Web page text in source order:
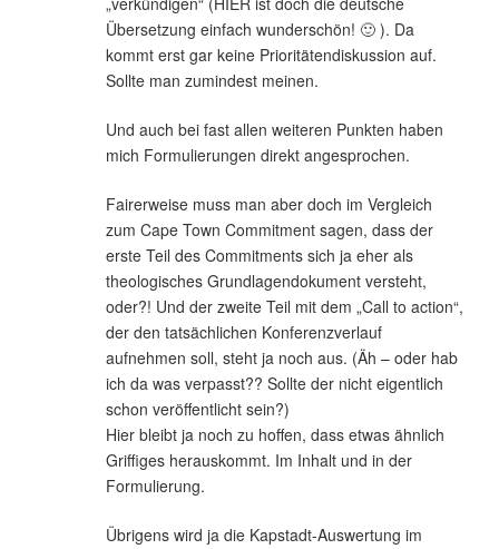
Übersetzung einfach wunderschön! 🙂 ). Da
kommt erst gar keine Prioritätendiskussion auf.
Sollte man zumindest meinen.
Und auch bei fast allen weiteren Punkten haben
mich Formulierungen direkt angesprochen.
Fairerweise muss man aber doch im Vergleich
zum Cape Town Commitment sagen, dass der
erste Teil des Commitments sich ja eher als
theologisches Grundlagendokument versteht,
oder?! Und der zweite Teil mit dem „Call to action“,
der den tatsächlichen Konferenzverlauf
aufnehmen soll, steht ja noch aus. (Äh – oder hab
ich da was verpasst?? Sollte der nicht eigentlich
schon veröffentlicht sein?)
Hier bleibt ja noch zu hoffen, dass etwas ähnlich
Griffiges herauskommt. Im Inhalt und in der
Formulierung.
Übrigens wird ja die Kapstadt-Auswertung im